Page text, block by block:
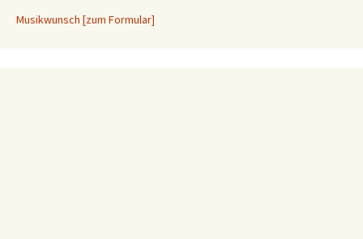
Musikwunsch [zum Formular]